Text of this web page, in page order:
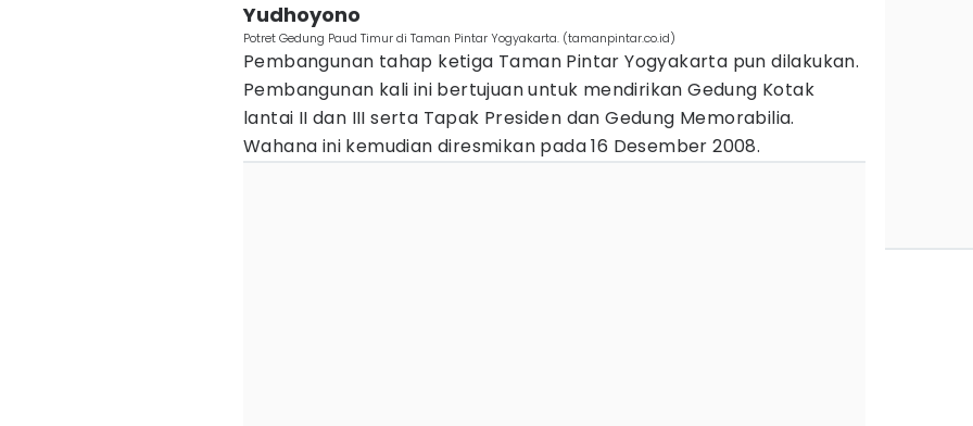
Yudhoyono
Potret Gedung Paud Timur di Taman Pintar Yogyakarta. (tamanpintar.co.id)
Pembangunan tahap ketiga Taman Pintar Yogyakarta pun dilakukan.
Pembangunan kali ini bertujuan untuk mendirikan Gedung Kotak
lantai II dan III serta Tapak Presiden dan Gedung Memorabilia.
Wahana ini kemudian diresmikan pada 16 Desember 2008.